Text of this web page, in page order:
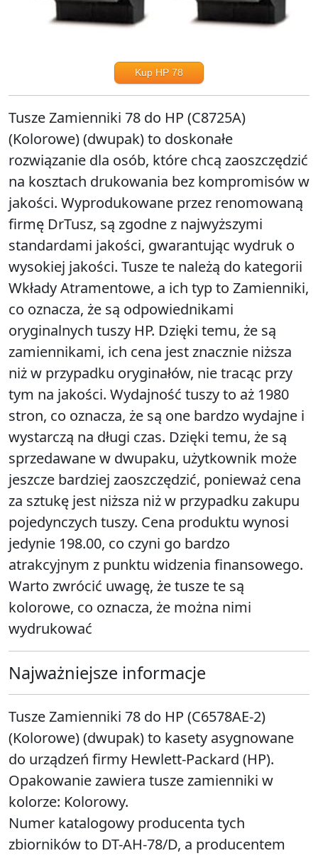
Kup HP 78
Tusze Zamienniki 78 do HP (C8725A)
(Kolorowe) (dwupak) to doskonałe
rozwiązanie dla osób, które chcą zaoszczędzić
na kosztach drukowania bez kompromisów w
jakości. Wyprodukowane przez renomowaną
firmę DrTusz, są zgodne z najwyższymi
standardami jakości, gwarantując wydruk o
wysokiej jakości. Tusze te należą do kategorii
Wkłady Atramentowe, a ich typ to Zamienniki,
co oznacza, że są odpowiednikami
oryginalnych tuszy HP. Dzięki temu, że są
zamiennikami, ich cena jest znacznie niższa
niż w przypadku oryginałów, nie tracąc przy
tym na jakości. Wydajność tuszy to aż 1980
stron, co oznacza, że są one bardzo wydajne i
wystarczą na długi czas. Dzięki temu, że są
sprzedawane w dwupaku, użytkownik może
jeszcze bardziej zaoszczędzić, ponieważ cena
za sztukę jest niższa niż w przypadku zakupu
pojedynczych tuszy. Cena produktu wynosi
jedynie 198.00, co czyni go bardzo
atrakcyjnym z punktu widzenia finansowego.
Warto zwrócić uwagę, że tusze te są
kolorowe, co oznacza, że można nimi
wydrukować
Najważniejsze informacje
Tusze Zamienniki 78 do HP (C6578AE-2)
(Kolorowe) (dwupak) to kasety asygnowane
do urządzeń firmy Hewlett-Packard (HP).
Opakowanie zawiera tusze zamienniki w
kolorze: Kolorowy.
Numer katalogowy producenta tych
zbiorników to DT-AH-78/D, a producentem